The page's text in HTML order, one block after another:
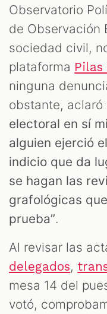
Observatorio
de Observación
sociedad civil,
plataforma
ninguna
obstante, aclaró
electoral en sí
alguien ejerció
indicio que da
se hagan las
grafológicas
prueba”.
Al revisar las
delegados,
mesa 14 del
votó,